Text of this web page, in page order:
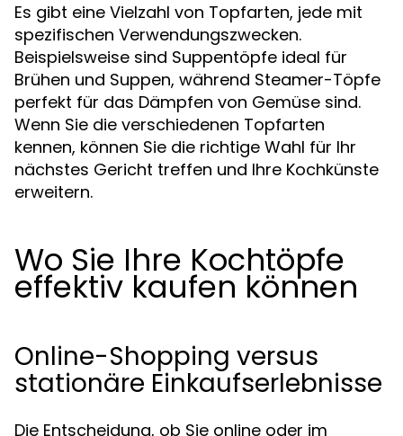
Es gibt eine Vielzahl von Topfarten, jede mit
spezifischen Verwendungszwecken.
Beispielsweise sind Suppentöpfe ideal für
Brühen und Suppen, während Steamer-Töpfe
perfekt für das Dämpfen von Gemüse sind.
Wenn Sie die verschiedenen Topfarten
kennen, können Sie die richtige Wahl für Ihr
nächstes Gericht treffen und Ihre Kochkünste
erweitern.
Wo Sie Ihre Kochtöpfe
effektiv kaufen können
Online-Shopping versus
stationäre Einkaufserlebnisse
Die Entscheidung, ob Sie online oder im